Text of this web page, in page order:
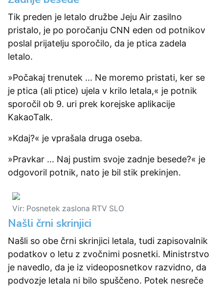
Tik preden je letalo družbe Jeju Air zasilno
pristalo, je po poročanju CNN eden od potnikov
poslal prijatelju sporočilo, da je ptica zadela
letalo.
»Počakaj trenutek ... Ne moremo pristati, ker se
je ptica (ali ptice) ujela v krilo letala,« je potnik
sporočil ob 9. uri prek korejske aplikacije
KakaoTalk.
»Kdaj?« je vprašala druga oseba.
»Pravkar ... Naj pustim svoje zadnje besede?« je
odgovoril potnik, nato je bil stik prekinjen.
Vir: Posnetek zaslona RTV SLO
Našli črni skrinjici
Našli so obe črni skrinjici letala, tudi zapisovalnik
podatkov o letu z zvočnimi posnetki. Ministrstvo
je navedlo, da je iz videoposnetkov razvidno, da
podvozje letala ni bilo spuščeno. Potek nesreče